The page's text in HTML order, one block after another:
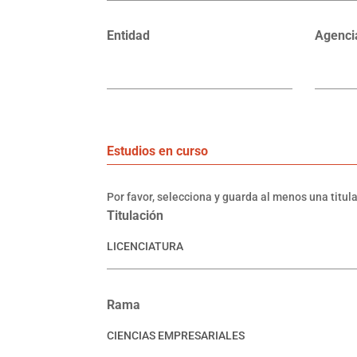
Entidad
Estudios en curso
Por favor, selecciona y guarda al menos una
Titulación
Rama